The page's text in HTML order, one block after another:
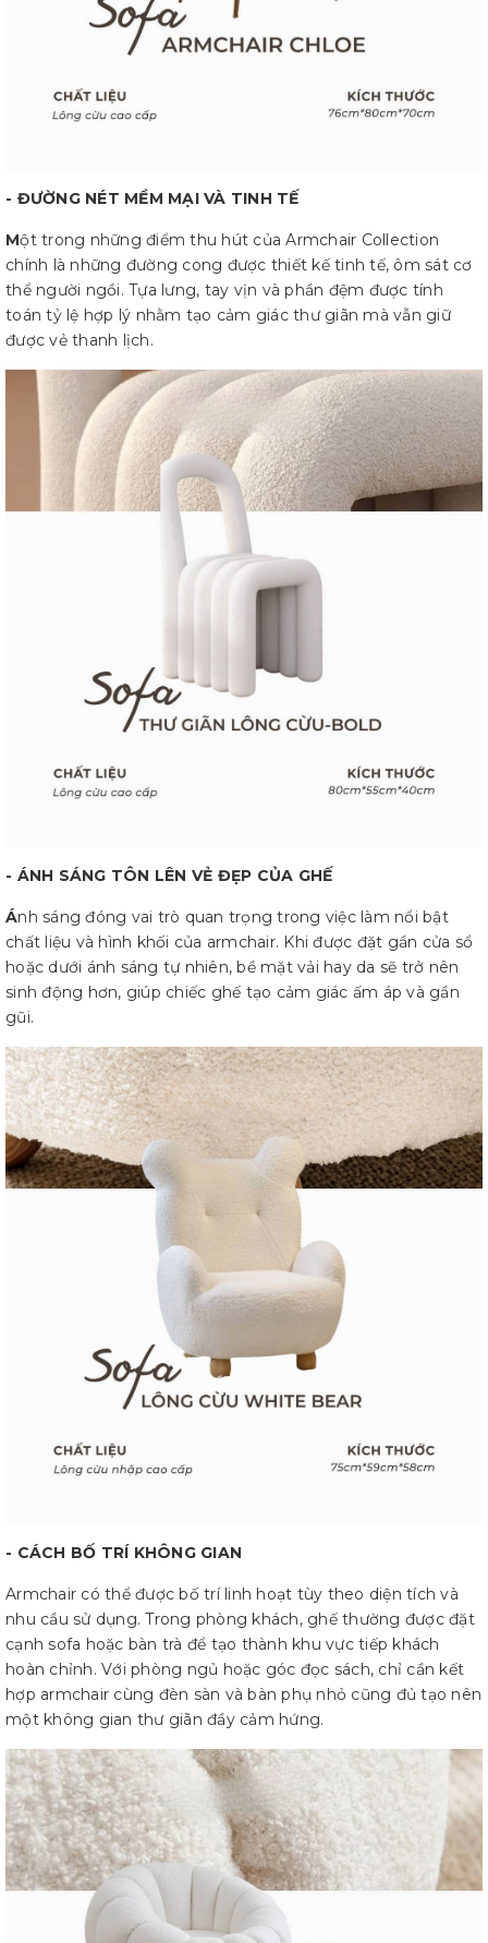
- ĐƯỜNG NÉT MỀM MẠI VÀ TINH TẾ
Một trong những điểm thu hút của Armchair Collection
chính là những đường cong được thiết kế tinh tế, ôm sát cơ
thể người ngồi. Tựa lưng, tay vịn và phần đệm được tính
toán tỷ lệ hợp lý nhằm tạo cảm giác thư giãn mà vẫn giữ
được vẻ thanh lịch.
- ÁNH SÁNG TÔN LÊN VẺ ĐẸP CỦA GHẾ
Ánh sáng đóng vai trò quan trọng trong việc làm nổi bật
chất liệu và hình khối của armchair. Khi được đặt gần cửa sổ
hoặc dưới ánh sáng tự nhiên, bề mặt vải hay da sẽ trở nên
sinh động hơn, giúp chiếc ghế tạo cảm giác ấm áp và gần
gũi.
- CÁCH BỐ TRÍ KHÔNG GIAN
Armchair có thể được bố trí linh hoạt tùy theo diện tích và
nhu cầu sử dụng. Trong phòng khách, ghế thường được đặt
cạnh sofa hoặc bàn trà để tạo thành khu vực tiếp khách
hoàn chỉnh. Với phòng ngủ hoặc góc đọc sách, chỉ cần kết
hợp armchair cùng đèn sàn và bàn phụ nhỏ cũng đủ tạo nên
một không gian thư giãn đầy cảm hứng.